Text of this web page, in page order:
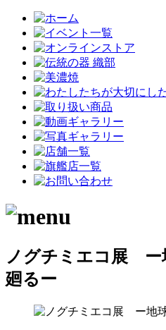
ノグチミエコ展 ー
廻るー